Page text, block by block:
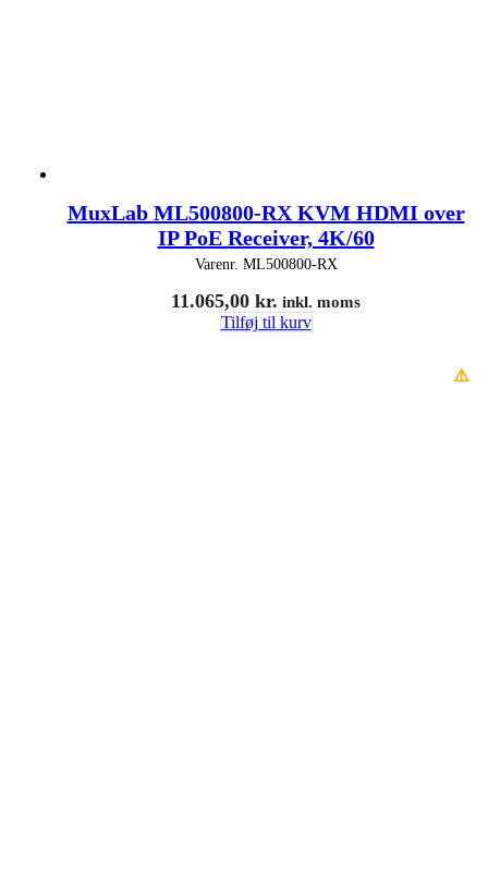
MuxLab ML500800-RX KVM HDMI over
IP PoE Receiver, 4K/60
Varenr. ML500800-RX
11.065,00 kr. inkl. moms
Tilføj til kurv
⚠️